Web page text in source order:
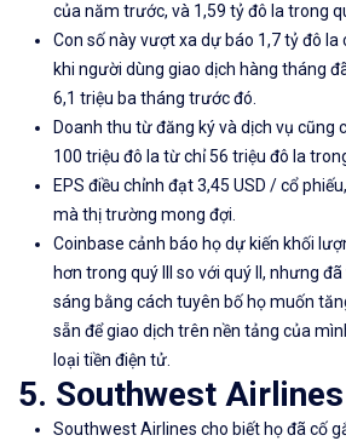
của năm trước, và 1,59 tỷ đô la trong
Con số này vượt xa dự báo 1,7 tỷ đô la
khi người dùng giao dịch hàng tháng
6,1 triệu ba tháng trước đó.
Doanh thu từ đăng ký và dịch vụ cũng
100 triệu đô la từ chỉ 56 triệu đô la
EPS điều chỉnh đạt 3,45 USD / cổ
mà thị trường mong đợi.
Coinbase cảnh báo họ dự kiến ​​khối
hơn trong quý III so với quý II, nhưng
sáng bằng cách tuyên bố họ muốn
sẵn để giao dịch trên nền tảng của
loại tiền điện tử.
5. Southwest Airlines
Southwest Airlines cho biết họ đã cố